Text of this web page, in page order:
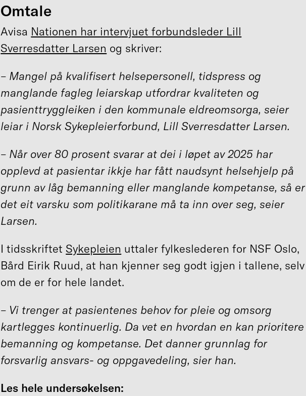
Omtale
Avisa Nationen har intervjuet forbundsleder Lill
Sverresdatter Larsen og skriver:
– Mangel på kvalifisert helsepersonell, tidspress og
manglande fagleg leiarskap utfordrar kvaliteten og
pasienttryggleiken i den kommunale eldreomsorga, seier
leiar i Norsk Sykepleierforbund, Lill Sverresdatter Larsen.
– Når over 80 prosent svarar at dei i løpet av 2025 har
opplevd at pasientar ikkje har fått naudsynt helsehjelp på
grunn av låg bemanning eller manglande kompetanse, så er
det eit varsku som politikarane må ta inn over seg, seier
Larsen.
I tidsskriftet Sykepleien uttaler fylkeslederen for NSF Oslo,
Bård Eirik Ruud, at han kjenner seg godt igjen i tallene, selv
om de er for hele landet.
– Vi trenger at pasientenes behov for pleie og omsorg
kartlegges kontinuerlig. Da vet en hvordan en kan prioritere
bemanning og kompetanse. Det danner grunnlag for
forsvarlig ansvars- og oppgavedeling, sier han.
Les hele undersøkelsen: